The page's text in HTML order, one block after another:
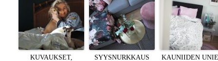
KUVAUKSET, SYYSNURKKAUS KAUNIIDEN